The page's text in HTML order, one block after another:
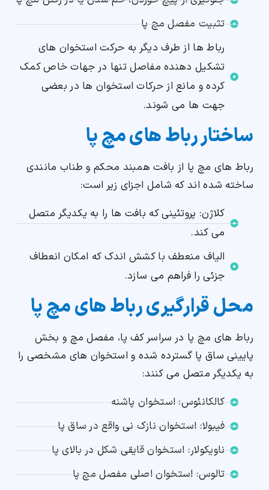
تثبیت مفصل مچ پا
رباط ها از طرف دیگر به حرکت استخوان های
تشکیل دهنده مفاصل تنها در جهات خاص کمک
کرده و مانع از حرکات استخوان ها در بعضی
جهت ها می شوند.
ساختار رباط های مچ پا
رباط های مچ پا از بافت همبند محکم و طناب مانندی
ساخته شده اند که شامل اجزای زیر است:
کلاژن: پروتئینی که بافت ها را به یکدیگر متصل
می کند.
الیاف منعطف با کشش اندک که امکان انعطاف
جزئی را فراهم می سازد.
محل قرارگیری رباط های مچ پا
رباط های مچ پا در سراسر کف پا، مفصل مچ و بخش
پایینی ساق پا گسترده شده و استخوان های مشخصی را
به یکدیگر متصل می کنند:
کالکانئوس: استخوان پاشنه
فیبولا: استخوان نازک نی واقع در ساق پا
ناویکولار: استخوان قایقی شکل در بالای پا
تالوس: استخوان اصلی مفصل مچ پا